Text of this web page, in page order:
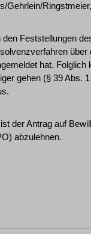
Gehrlein/
Feststellungen
hat. Folglich
gehen (§ 39 Abs.
der Antrag auf
abzulehnen.